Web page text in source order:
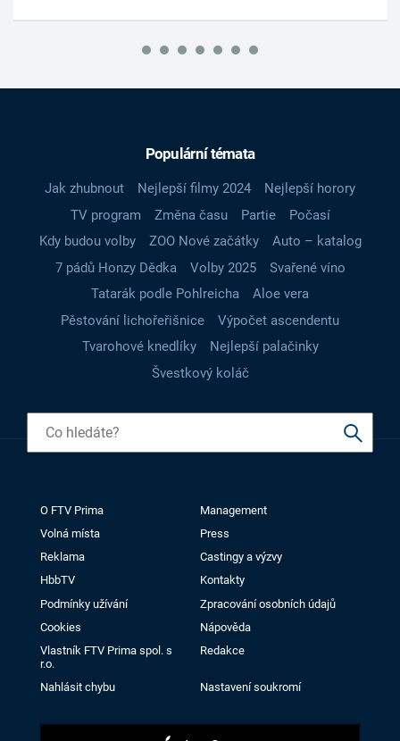
Populární témata
Jak zhubnout Nejlepší filmy 2024
Nejlepší horory
TV program
Změna času Partie
Počasí
Kdy budou volby
ZOO Nové začátky
Auto – katalog
7 pádů Honzy Dědka
Volby 2025
Svařené víno
Tatarák podle Pohlreicha
Aloe vera
Pěstování lichořeřišnice
Výpočet ascendentu
Tvarohové knedlíky
Nejlepší palačinky
Švestkový koláč
O FTV Prima
Management
Volná místa
Press
Reklama
Castingy a výzvy
HbbTV
Kontakty
Podmínky užívání
Zpracování osobních údajů
Cookies
Nápověda
Vlastník FTV Prima spol. s
r.o.
Redakce
Nahlásit chybu Nastavení soukromí